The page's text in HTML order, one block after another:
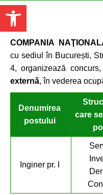
Open toolbar
COMPANIA
cu sediul în București,
4, organizează concurs,
externă, în vederea
Denumirea
postului
care
Inginer pr. I